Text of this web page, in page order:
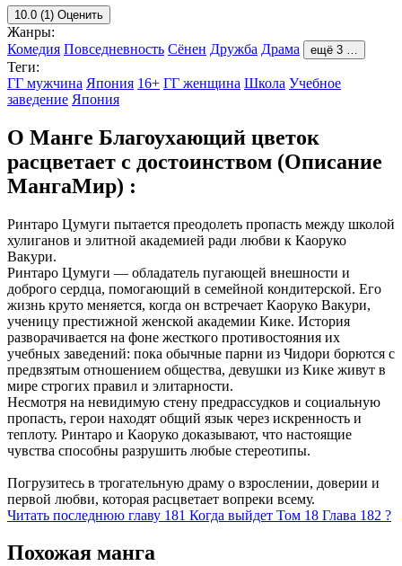
10.0 (1) Оценить
Жанры:
Комедия Повседневность Сёнен Дружба Драма ещё 3 …
Теги:
ГГ мужчина Япония 16+ ГГ женщина Школа Учебное
заведение Япония
О Манге Благоухающий цветок
расцветает с достоинством (Описание
МангаМир) :
Ринтаро Цумуги пытается преодолеть пропасть между школой
хулиганов и элитной академией ради любви к Каоруко
Вакури.
Ринтаро Цумуги — обладатель пугающей внешности и
доброго сердца, помогающий в семейной кондитерской. Его
жизнь круто меняется, когда он встречает Каоруко Вакури,
ученицу престижной женской академии Кике. История
разворачивается на фоне жесткого противостояния их
учебных заведений: пока обычные парни из Чидори борются с
предвзятым отношением общества, девушки из Кике живут в
мире строгих правил и элитарности.
Несмотря на невидимую стену предрассудков и социальную
пропасть, герои находят общий язык через искренность и
теплоту. Ринтаро и Каоруко доказывают, что настоящие
чувства способны разрушить любые стереотипы.
Погрузитесь в трогательную драму о взрослении, доверии и
первой любви, которая расцветает вопреки всему.
Читать последнюю главу 181 Когда выйдет Том 18 Глава 182 ?
Похожая манга